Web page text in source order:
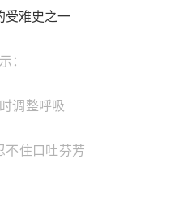
受难史之一
：
调整呼吸
不住口吐芬芳